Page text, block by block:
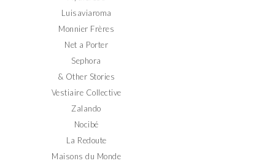
Luisaviaroma
Monnier Frères
Net a Porter
Sephora
& Other Stories
Vestiaire Collective
Zalando
Nocibé
La Redoute
Maisons du Monde